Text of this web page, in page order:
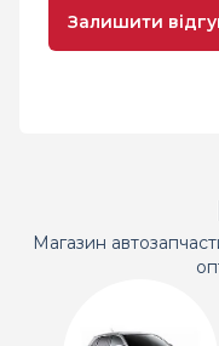
Залишити
Магазин